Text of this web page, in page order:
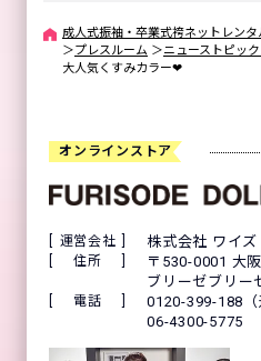
成人式振袖・卒業式袴ネットレン
＞プレスルーム ＞ニューストピッ
大人気くすみカラー❤
オンラインストア
運営会社 株式会社 ワイズ
住所
〒530-0001 大
ブリーゼブリー
電話
0120-399-188（
06-4300-5775